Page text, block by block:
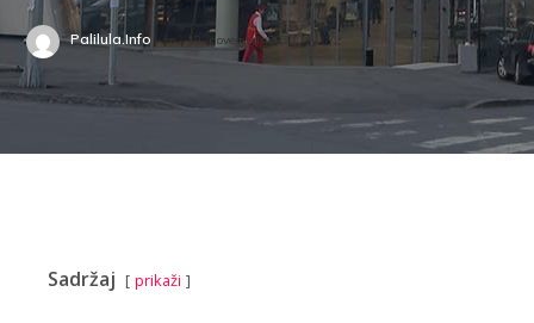
Palilula.info 19. novembar 2021.
Sadržaj prikaži